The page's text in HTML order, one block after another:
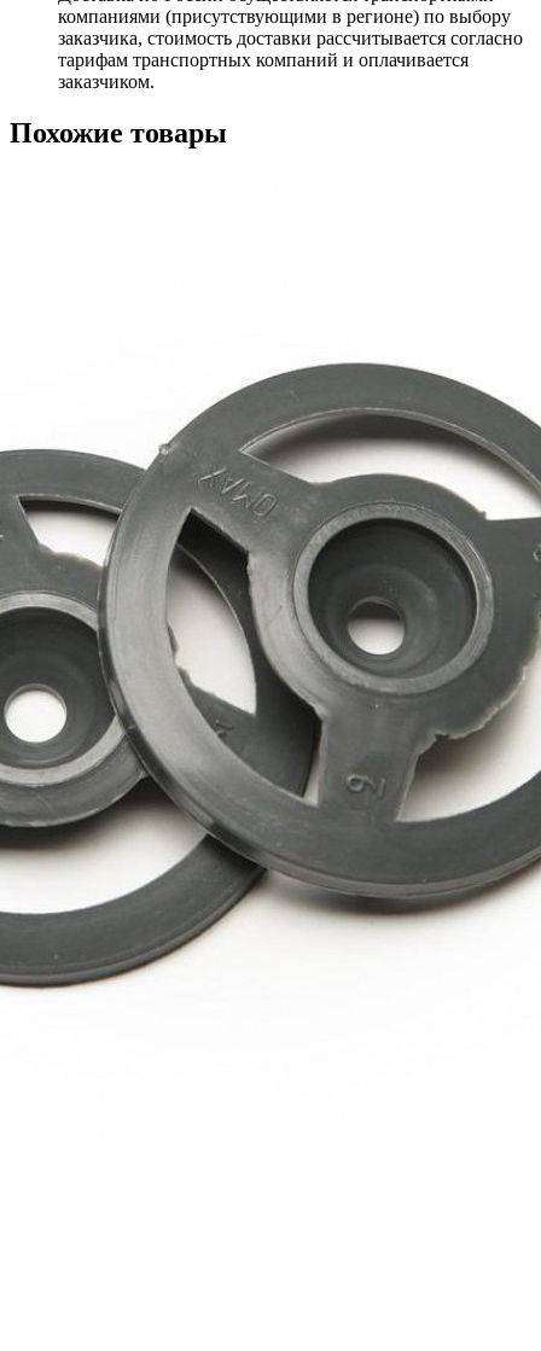
компаниями (присутствующими в регионе) по выбору
заказчика, стоимость доставки рассчитывается согласно
тарифам транспортных компаний и оплачивается
заказчиком.
Похожие товары